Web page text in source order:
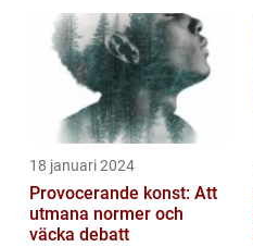
18 januari 2024
Provocerande konst: Att
utmana normer och
väcka debatt